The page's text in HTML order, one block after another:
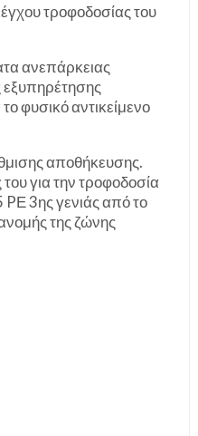
τροφοδοσίας του
ανεπάρκειας
φυσικό αντικείμενο
αποθήκευσης.
για την τροφοδοσία
3ης γενιάς από το
της ζώνης